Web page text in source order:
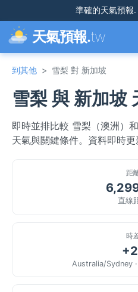
準確的天氣預報.
天氣預報.tw
到其他 > 雪梨 對 新加坡
雪梨 與 新加坡
即時並排比較 雪梨（澳洲）
天氣與關鍵條件。資料即時更
距
直線
時
Australia/Sydney